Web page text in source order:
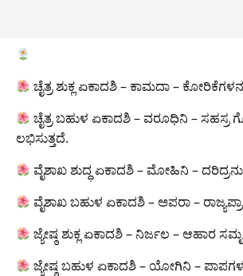
ಚೈತ್ರ ಶುಕ್ಲ ಏಕಾದಶಿ – ಕಾಮದಾ –
ಚೈತ್ರ ಬಹುಳ ಏಕಾದಶಿ – ವರೂಧಿನಿ – ಸಹಸ್ರ
ಲಭಿಸುತ್ತದೆ.
ವೈಶಾಖ ಶುದ್ಧ ಏಕಾದಶಿ – ಮೋಹಿನಿ –
ವೈಶಾಖ ಬಹುಳ ಏಕಾದಶಿ – ಅಪರಾ –
ಜ್ಯೇಷ್ಠ ಶುಕ್ಲ ಏಕಾದಶಿ – ನಿರ್ಜಲ – ಆಹಾರ
ಜ್ಯೇಷ್ಠ ಬಹುಳ ಏಕಾದಶಿ – ಯೋಗಿನಿ –